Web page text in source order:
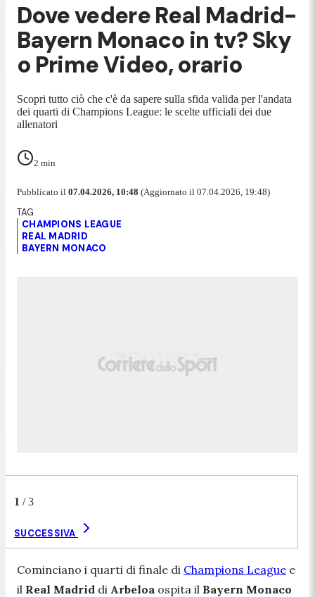
Dove vedere Real Madrid-
Bayern Monaco in tv? Sky
o Prime Video, orario
Scopri tutto ciò che c'è da sapere sulla sfida valida per l'andata
dei quarti di Champions League: le scelte ufficiali dei due
allenatori
2 min
Pubblicato il 07.04.2026, 10:48 (Aggiornato il 07.04.2026, 19:48)
CHAMPIONS LEAGUE
REAL MADRID
BAYERN MONACO
1 /3
SUCCESSIVA
Cominciano i quarti di finale di Champions League e
il Real Madrid di Arbeloa ospita il Bayern Monaco